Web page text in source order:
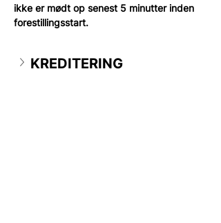
ikke er mødt op senest 5 minutter inden
forestillingsstart.
KREDITERING